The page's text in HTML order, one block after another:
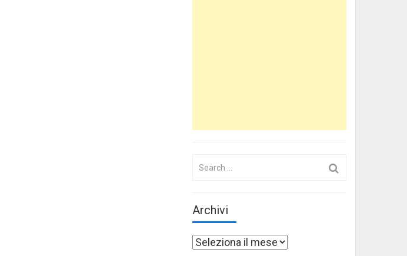
Archivi
Archivi